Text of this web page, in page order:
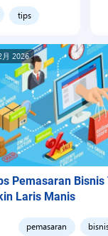
tips
月 2026
Pemasaran Bisnis
Laris Manis
pemasaran